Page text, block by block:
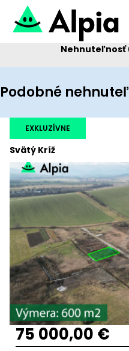
Nehnuteľnosť
Podobné
Svätý Kríž
EXKLUZÍVNE
75 000,00 €